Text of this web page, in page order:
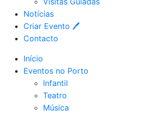
Notícias
Criar Evento 🖊
Contacto
Início
Eventos no Porto
Infantil
Teatro
Música